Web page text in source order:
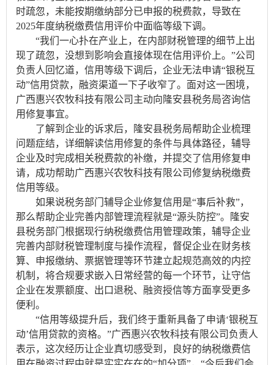
时疏忽，未能按期缴纳部分已申报的税费款，导致在
2025年度纳税缴费信用评价中面临等级下调。
“我们一心扑在产业上，在内部财税管理的细节上出
现了疏忽，没想到影响会直接体现在信用评价上。”公司
负责人回忆道，信用等级下调后，企业无法申请“银税互
动”信用贷款，融资渠道一下子收窄了。面对这一困境，
广西惠兴农牧科技有限公司主动向隆安县税务局咨询信
用修复事宜。
了解到企业的诉求后，隆安县税务局帮助企业梳理
问题症结，详细解读信用修复的条件与具体路径，辅导
企业及时完成相关税费款的补缴，并提交了信用修复申
请，成功帮助广西惠兴农牧科技有限公司修复纳税缴费
信用等级。
如果说税务部门辅导企业修复信用是“事后补救”，
那么帮助企业完善内部管理流程就是“源头防控”。隆安
县税务部门根据现行纳税缴费信用管理政策，辅导企业
完善内部财税管理制度与操作流程，督促企业在财务核
算、申报缴纳、票据管理等环节建立起规范高效的内控
机制，将合规要求嵌入日常经营的每一个环节，让守信
企业在发票额度、出口退税、融资授信等方面享受更多
便利。
“信用等级提升后，我们终于重新具备了申请‘银税互
动’信用贷款的资格。”广西惠兴农牧科技有限公司负责人
表示，这次经历让企业真切感受到，良好的纳税缴费信